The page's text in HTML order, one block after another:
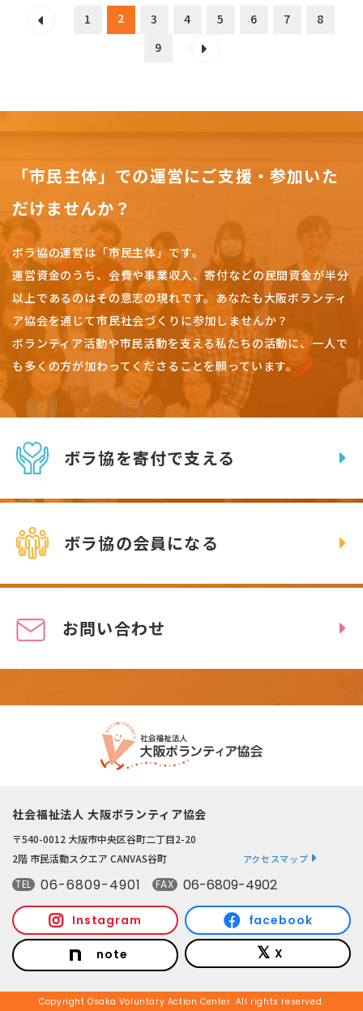
1 2 3 4 5 6 7
8
9
「市民主体」での運営にご支援・参加いた
だけませんか？
ボラ協の運営は「市民主体」です。
運営資金のうち、会費や事業収入、寄付などの民間資金が半分
以上であるのはその意志の現れです。 あなたも大阪ボランティ
ア協会を通じて市民社会づくりに参加しませんか？
ボランティア活動や市民活動を支える私たちの活動に、一人で
も多くの方が加わってくださることを願っています。
ボラ協を寄付で支える
ボラ協の会員になる
お問い合わせ
社会福祉法人 大阪ボランティア協会
〒540-0012 大阪市中央区谷町二丁目2-20
2階 市民活動スクエア CANVAS谷町
アクセスマップ
TEL 06-6809-4901 FAX 06-6809-4902
Instagram facebook
note X
Copyright Osaka Voluntary Action Center. All rights reserved.